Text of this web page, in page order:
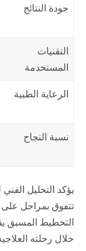
جودة النتائج
التقنيات
المستخدمة
الرعاية الطبية
نسبة النجاح
يؤكد التحليل الفني
تتفوق بمراحل على
التخطيط المسبق
خلال رحلته